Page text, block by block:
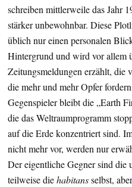
schreiben mittlerweile das Jahr
stärker unbewohnbar. Diese
üblich nur einen personalen
Hintergrund und wird vor allem
Zeitungsmeldungen erzählt, die
die mehr und mehr Opfer
Gegenspieler bleibt die „Earth
die das Weltraumprogramm
auf die Erde konzentriert sind.
nicht mehr vor, werden nur
Der eigentliche Gegner sind
teilweise diehabitansselbst,